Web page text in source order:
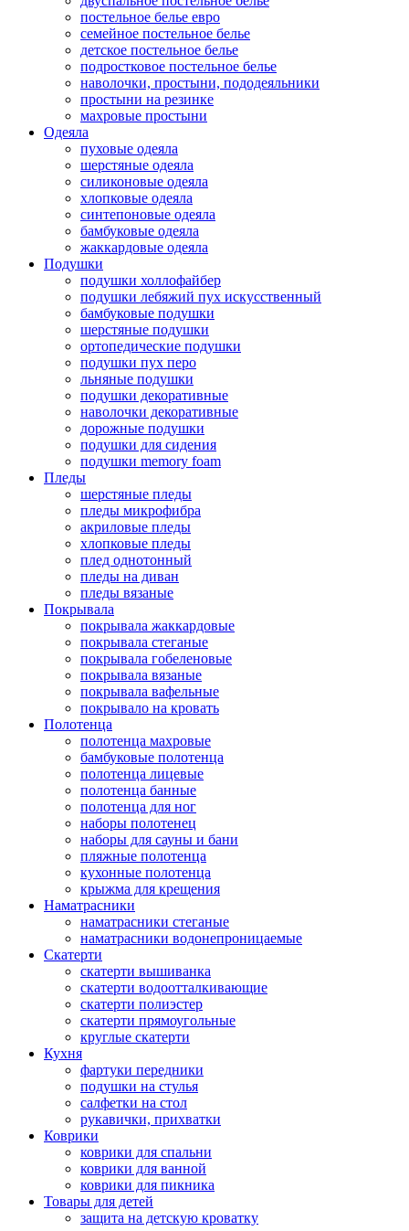
постельное белье евро
семейное постельное белье
детское постельное белье
подростковое постельное белье
наволочки, простыни, пододеяльники
простыни на резинке
махровые простыни
Одеяла
пуховые одеяла
шерстяные одеяла
силиконовые одеяла
хлопковые одеяла
синтепоновые одеяла
бамбуковые одеяла
жаккардовые одеяла
Подушки
подушки холлофайбер
подушки лебяжий пух искусственный
бамбуковые подушки
шерстяные подушки
ортопедические подушки
подушки пух перо
льняные подушки
подушки декоративные
наволочки декоративные
дорожные подушки
подушки для сидения
подушки memory foam
Пледы
шерстяные пледы
пледы микрофибра
акриловые пледы
хлопковые пледы
плед однотонный
пледы на диван
пледы вязаные
Покрывала
покрывала жаккардовые
покрывала стеганые
покрывала гобеленовые
покрывала вязаные
покрывала вафельные
покрывало на кровать
Полотенца
полотенца махровые
бамбуковые полотенца
полотенца лицевые
полотенца банные
полотенца для ног
наборы полотенец
наборы для сауны и бани
пляжные полотенца
кухонные полотенца
крыжма для крещения
Наматрасники
наматрасники стеганые
наматрасники водонепроницаемые
Скатерти
скатерти вышиванка
скатерти водоотталкивающие
скатерти полиэстер
скатерти прямоугольные
круглые скатерти
Кухня
фартуки передники
подушки на стулья
салфетки на стол
рукавички, прихватки
Коврики
коврики для спальни
коврики для ванной
коврики для пикника
Товары для детей
защита на детскую кроватку